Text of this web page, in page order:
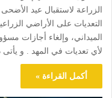
الزراعة لاستقبال عيد
التعديات على الأراضي
الميداني، وإلغاء أجازات
لأي تعديات في المهد . و
أكمل القراءة »